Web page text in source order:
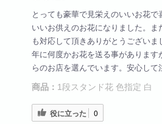
とっても豪華で見栄えのいいお花で
いいお供えのお花になりました。ま
も対応して頂きありがとうございま
年に何度かお花を送る事があります
らのお店を選んでいます。安心して
商品： 1段スタンド花 色指定 白
役に立った 0